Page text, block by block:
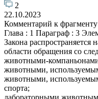
2
22.10.2023
Комментарий к
Глава : 1 Параграф : 3
Закона распространяется
области обращения со
животными-
животными,
животными,
спорта;
лабораторными